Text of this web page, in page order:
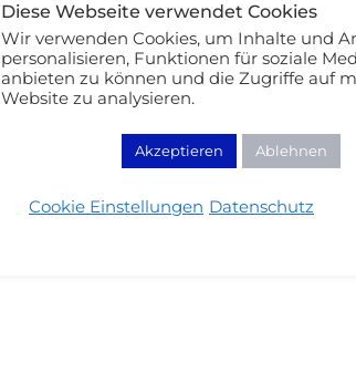
Beauty Review
1 Monat – 1 Lippenstift:
knallharte Fazit!
Diese Webseite verwendet Cookies
Wir verwenden Cookies, um Inhalte und
personalisieren, Funktionen für soziale
anbieten zu können und die Zugriffe auf
Website zu analysieren.
Akzeptieren Ablehnen
Cookie Einstellungen Datenschutz